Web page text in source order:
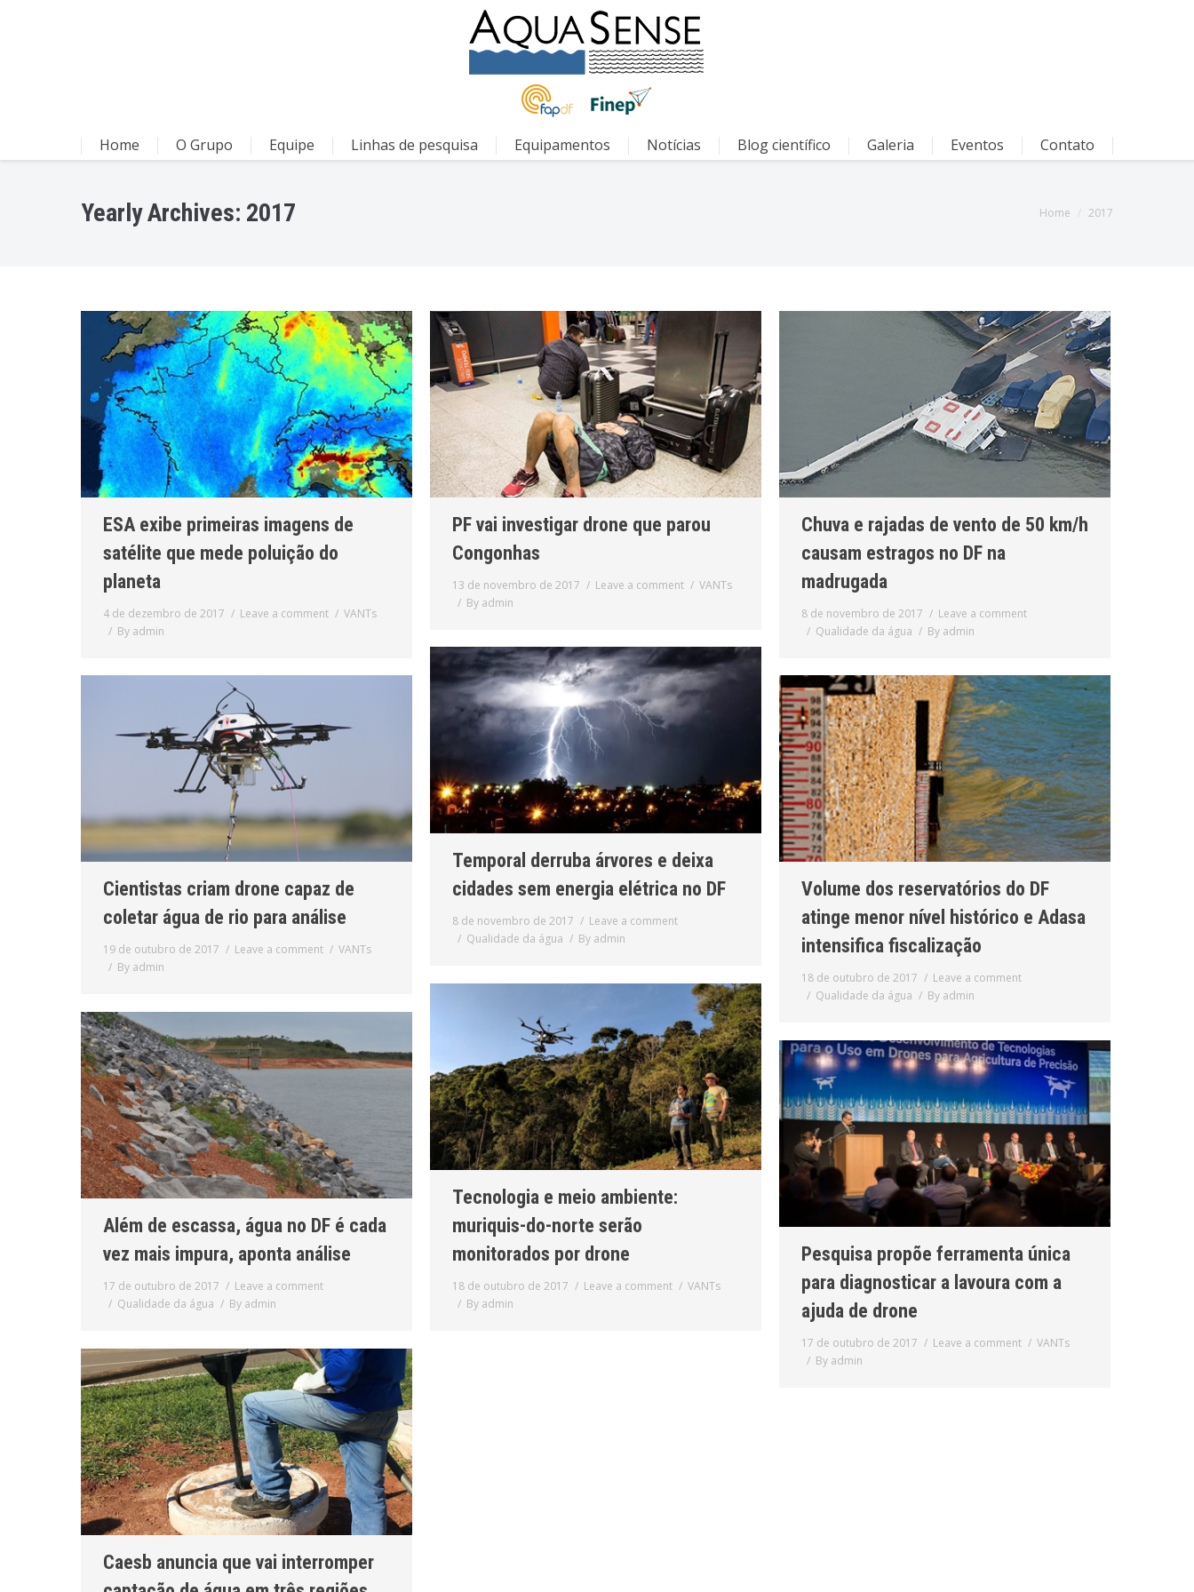
Home O Grupo Equipe Linhas de pesquisa Equipamentos Notícias Blog científico Galeria Eventos Contato
Yearly Archives: 2017 Home 2017
ESA exibe primeiras imagens de
satélite que mede poluição do
planeta
4 de dezembro de 2017 Leave a comment
VANTs
By admin
PF vai investigar drone que parou
Congonhas
13 de novembro de 2017 Leave a comment
VANTs
By admin
Chuva e rajadas de vento de 50 km/h
causam estragos no DF na
madrugada
8 de novembro de 2017
Leave a comment
Qualidade da água
By admin
Temporal derruba árvores e deixa
cidades sem energia elétrica no DF
8 de novembro de 2017
Leave a comment
Qualidade da água
By admin
Cientistas criam drone capaz de
coletar água de rio para análise
19 de outubro de 2017 Leave a comment
VANTs
By admin
Volume dos reservatórios do DF
atinge menor nível histórico e Adasa
intensifica fiscalização
18 de outubro de 2017
Leave a comment
Qualidade da água
By admin
Tecnologia e meio ambiente:
muriquis-do-norte serão
monitorados por drone
18 de outubro de 2017 Leave a comment
VANTs
By admin
Além de escassa, água no DF é cada
vez mais impura, aponta análise
17 de outubro de 2017
Leave a comment
Qualidade da água
By admin
Pesquisa propõe ferramenta única
para diagnosticar a lavoura com a
ajuda de drone
17 de outubro de 2017 Leave a comment
VANTs
By admin
Caesb anuncia que vai interromper